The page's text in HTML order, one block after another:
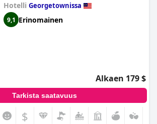
Hotelli Georgetownissa
9,1 Erinomainen
Alkaen 179 $
Tarkista saatavuus
$